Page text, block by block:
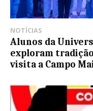
NOTÍCIAS
Alunos da
exploram
visita a Campo